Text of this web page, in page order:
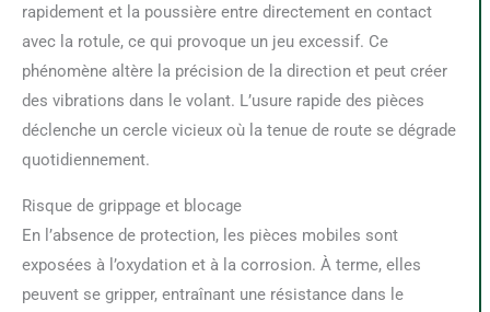
rapidement et la poussière entre directement en contact
avec la rotule, ce qui provoque un jeu excessif. Ce
phénomène altère la précision de la direction et peut créer
des vibrations dans le volant. L’usure rapide des pièces
déclenche un cercle vicieux où la tenue de route se dégrade
quotidiennement.
Risque de grippage et blocage
En l’absence de protection, les pièces mobiles sont
exposées à l’oxydation et à la corrosion. À terme, elles
peuvent se gripper, entraînant une résistance dans le